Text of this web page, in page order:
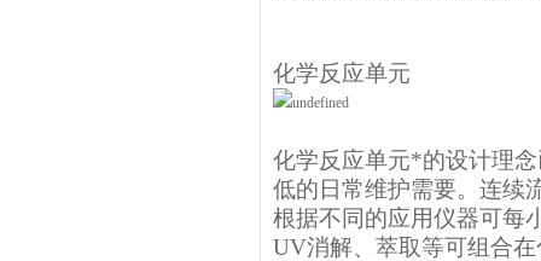
化学反应单元
化学反应单元*的设计理
低的日常维护需要。连续
根据不同的应用仪器可每
UV消解、萃取等可组合